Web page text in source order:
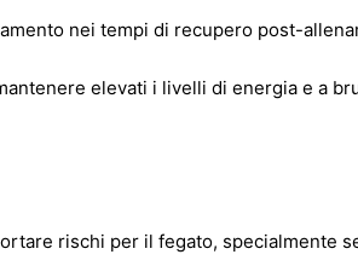
nei tempi di recupero post-
elevati i livelli di energia e a
rischi per il fegato, specialmente